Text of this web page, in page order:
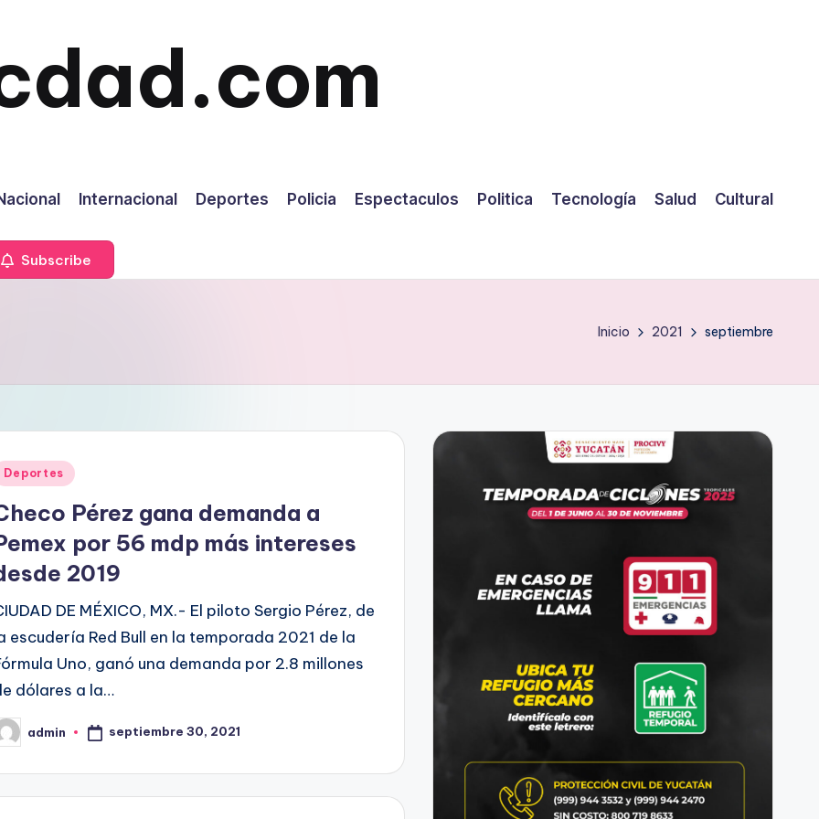
Internacional Deportes Policia Espectaculos Politica Tecnología Salud Cultural
Subscribe
Inicio 2021 septiembre
Deportes
Pérez gana demanda a
por 56 mdp más intereses
2019
DE MÉXICO, MX.- El piloto Sergio Pérez, de
escudería Red Bull en la temporada 2021 de la
Uno, ganó una demanda por 2.8 millones
dólares a la…
admin septiembre 30, 2021